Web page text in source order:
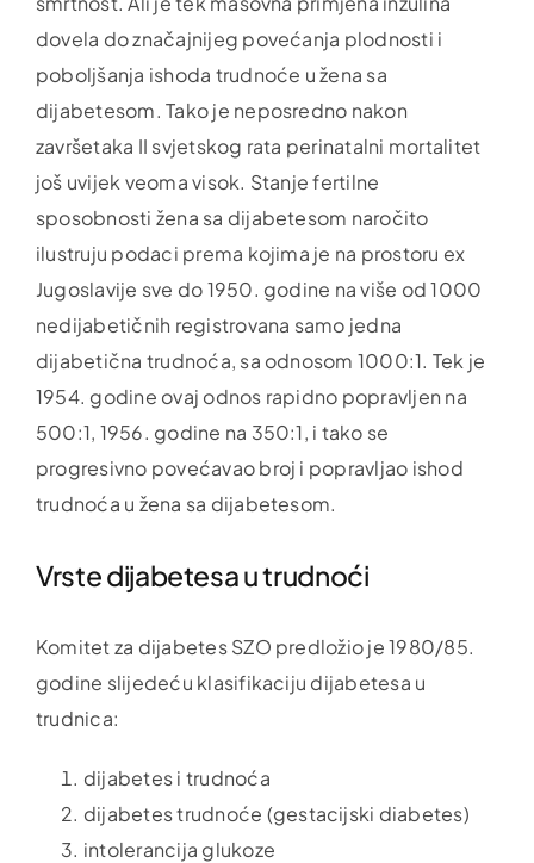
dovela do značajnijeg povećanja plodnosti i
poboljšanja ishoda trudnoće u žena sa
dijabetesom. Tako je neposredno nakon
završetaka II svjetskog rata perinatalni mortalitet
još uvijek veoma visok. Stanje fertilne
sposobnosti žena sa dijabetesom naročito
ilustruju podaci prema kojima je na prostoru ex
Jugoslavije sve do 1950. godine na više od 1000
nedijabetičnih registrovana samo jedna
dijabetična trudnoća, sa odnosom 1000:1. Tek je
1954. godine ovaj odnos rapidno popravljen na
500:1, 1956. godine na 350:1, i tako se
progresivno povećavao broj i popravljao ishod
trudnoća u žena sa dijabetesom.
Vrste dijabetesa u trudnoći
Komitet za dijabetes SZO predložio je 1980/85.
godine slijedeću klasifikaciju dijabetesa u
trudnica:
dijabetes i trudnoća
dijabetes trudnoće (gestacijski diabetes)
intolerancija glukoze